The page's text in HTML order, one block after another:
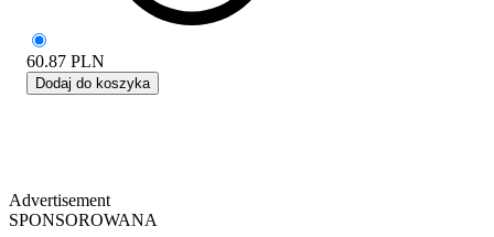
60.87 PLN
Dodaj do koszyka
Advertisement
SPONSOROWANA